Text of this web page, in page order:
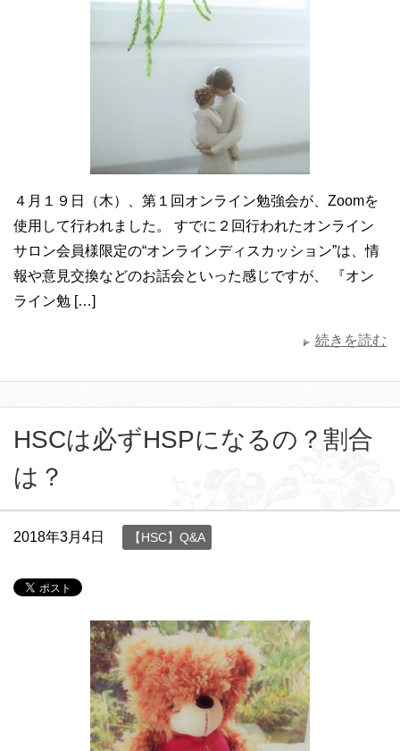
４月１９日（木）、第１回オンライン勉強会が、Zoomを
使用して行われました。 すでに２回行われたオンライン
サロン会員様限定の“オンラインディスカッション”は、情
報や意見交換などのお話会といった感じですが、 『オン
ライン勉 […]
続きを読む
HSCは必ずHSPになるの？割合
は？
2018年3月4日 【HSC】Q&A